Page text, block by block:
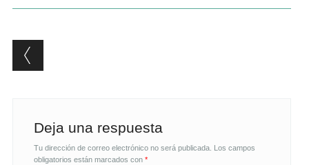
Post navigation
Deja una respuesta
Tu dirección de correo electrónico no será publicada. Los campos
obligatorios están marcados con *